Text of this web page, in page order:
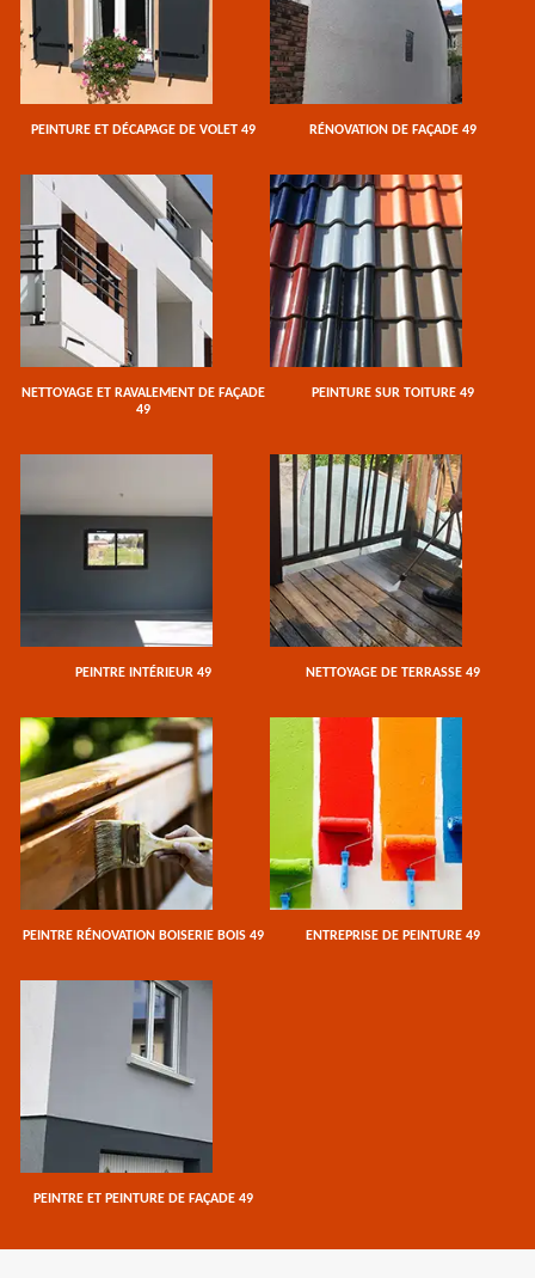
PEINTURE ET DÉCAPAGE DE VOLET 49 RÉNOVATION DE FAÇADE 49
NETTOYAGE ET RAVALEMENT DE FAÇADE
49
PEINTURE SUR TOITURE 49
PEINTRE INTÉRIEUR 49 NETTOYAGE DE TERRASSE 49
PEINTRE RÉNOVATION BOISERIE BOIS 49 ENTREPRISE DE PEINTURE 49
PEINTRE ET PEINTURE DE FAÇADE 49